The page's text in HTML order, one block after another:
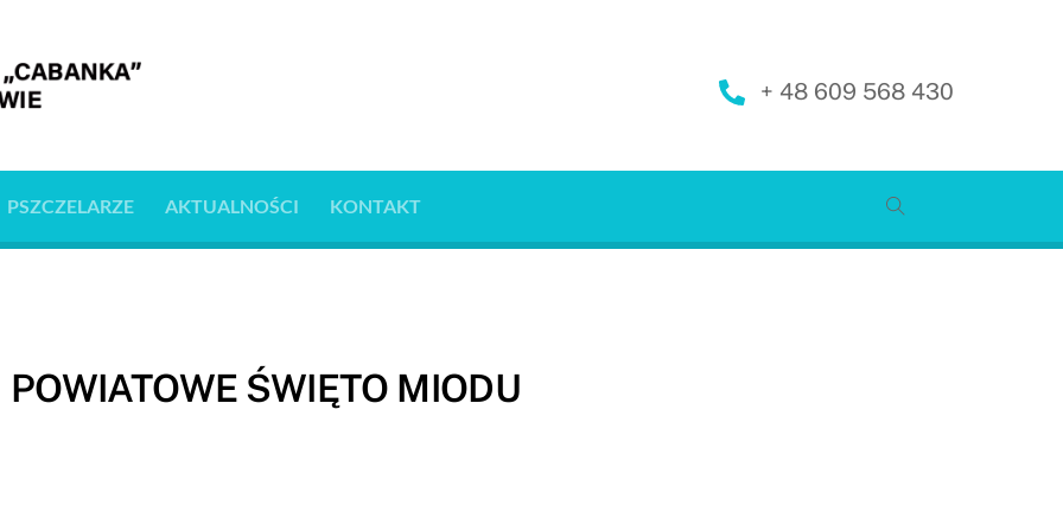
+ 48 609 568 430
PSZCZELARZE AKTUALNOŚCI KONTAKT
POWIATOWE ŚWIĘTO MIODU